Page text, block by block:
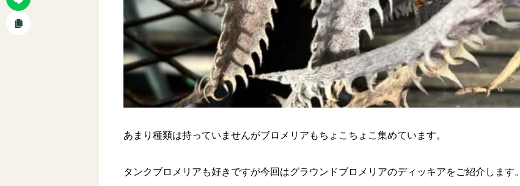
あまり種類は持っていませんがブロメリアもちょこちょこ集めています。
タンクブロメリアも好きですが今回はグラウンドブロメリアのディッキアをご紹介します。